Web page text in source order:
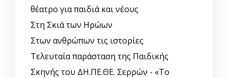
θέατρο για παιδιά και νέους
Στη Σκιά των Ηρώων
Στων ανθρώπων τις ιστορίες
Τελευταία παράσταση της Παιδικής
Σκηνής του ΔΗ.ΠΕ.ΘΕ. Σερρών - «Το